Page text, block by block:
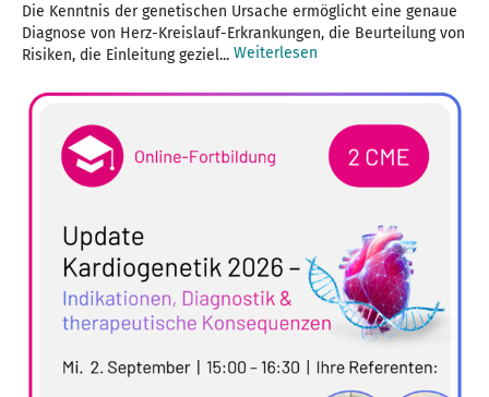
Die Kenntnis der genetischen Ursache ermöglicht eine genaue
Diagnose von Herz-Kreislauf-Erkrankungen, die Beurteilung von
Risiken, die Einleitung geziel... Weiterlesen